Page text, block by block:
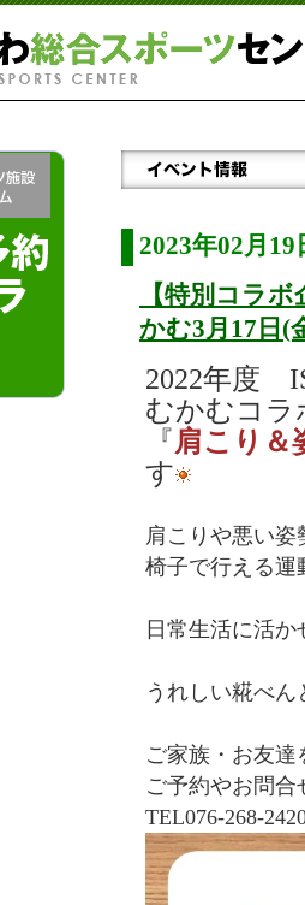
2023年02月19
【特別コラ
かむ3月17日(
2022年度
むかむコラ
『肩こり＆
す
肩こりや悪い
椅子で行える運
日常生活に活
うれしい糀べ
ご家族・お友
ご予約やお問
TEL076-268-